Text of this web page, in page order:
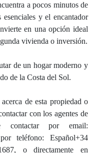
a pocos minutos de
y el encantador
en una opción ideal
vivienda o inversión.
de un hogar moderno y
de la Costa del Sol.
de esta propiedad o
con los agentes de
contactar por email:
teléfono: Español+34
o directamente en